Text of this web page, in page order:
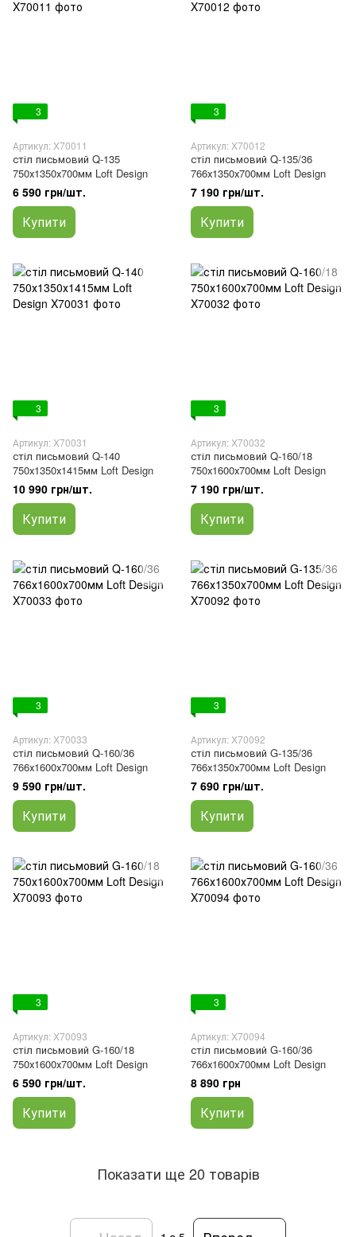
3
Артикул: X70011
стіл письмовий Q-135
750х1350х700мм Loft Design
6 590 грн/шт.
Купити
3
Артикул: X70012
стіл письмовий Q-135/36
766х1350х700мм Loft Design
7 190 грн/шт.
Купити
3
Артикул: X70031
стіл письмовий Q-140
750х1350х1415мм Loft Design
10 990 грн/шт.
Купити
3
Артикул: X70032
стіл письмовий Q-160/18
750х1600х700мм Loft Design
7 190 грн/шт.
Купити
3
Артикул: X70033
стіл письмовий Q-160/36
766х1600х700мм Loft Design
9 590 грн/шт.
Купити
3
Артикул: X70092
стіл письмовий G-135/36
766х1350х700мм Loft Design
7 690 грн/шт.
Купити
3
Артикул: X70093
стіл письмовий G-160/18
750х1600х700мм Loft Design
6 590 грн/шт.
Купити
3
Артикул: X70094
стіл письмовий G-160/36
766х1600х700мм Loft Design
8 890 грн
Купити
Показати ще 20 товарів